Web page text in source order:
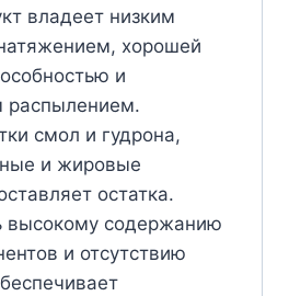
владеет низким
хорошей
и
распылением.
смол и гудрона,
и жировые
остатка.
высокому содержанию
и отсутствию